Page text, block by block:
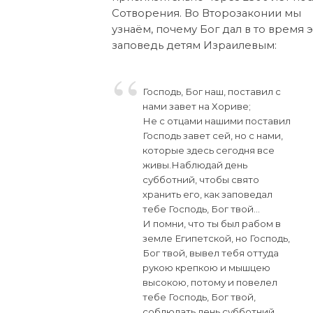
Сотворения. Во Второзаконии мы
узнаём, почему Бог дал в то время
заповедь детям Израилевым:
Господь, Бог наш, поставил с
нами завет на Хориве;
Не с отцами нашими поставил
Господь завет сей, но с нами,
которые здесь сегодня все
живы.Наблюдай день
субботний, чтобы свято
хранить его, как заповедал
тебе Господь, Бог твой…
И помни, что ты был рабом в
земле Египетской, но Господь,
Бог твой, вывел тебя оттуда
рукою крепкою и мышцею
высокою, потому и повелел
тебе Господь, Бог твой,